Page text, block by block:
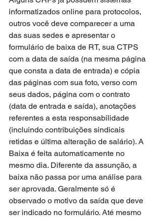
informatizados online para protocolos,
outros você deve comparecer a uma
das suas sedes e apresentar o
formulário de baixa de RT, sua CTPS
com a data de saída (na mesma página
que consta a data de entrada) e cópia
das páginas com sua foto, verso com
seus dados, página com o contrato
(data de entrada e saída), anotações
referentes a esta responsabilidade
(incluindo contribuições sindicais
retidas e última alteração de salário). A
Baixa é feita automaticamente no
mesmo dia. Diferente da assunção, a
baixa não passa por uma análise para
ser aprovada. Geralmente só é
observado o motivo da saída que deve
ser indicado no formulário. Até mesmo